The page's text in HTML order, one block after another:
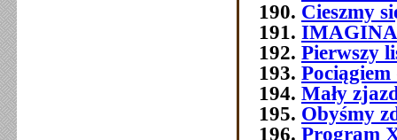
Cieszmy
Pierwszy
Mały
Obyśmy
Program